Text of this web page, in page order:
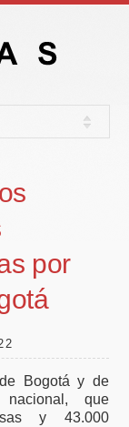
por
Bogotá y de
que
y 43.000